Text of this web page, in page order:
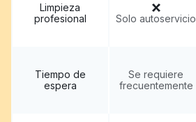
Limpieza
profesional
Solo autoservicio
Tiempo de
espera
Se requiere
frecuentemente